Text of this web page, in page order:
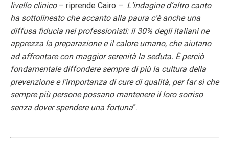
livello clinico– riprende Cairo –. L’indagine d’altro canto
ha sottolineato che accanto alla paura c’è anche una
diffusa fiducia nei professionisti: il 30% degli italiani ne
apprezza la preparazione e il calore umano, che aiutano
ad affrontare con maggior serenità la seduta. È perciò
fondamentale diffondere sempre di più la cultura della
prevenzione e l’importanza di cure di qualità, per far sì che
sempre più persone possano mantenere il loro sorriso
senza dover spendere una fortuna”.